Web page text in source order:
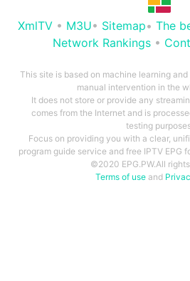
XmlTV • M3U• Sitemap• The
Network Rankings•
This site is based on machine learning
manual intervention in the
It does not store or provide any
comes from the Internet and is
testing
Focus on providing you with a clear,
program guide service and free IPTV EPG
©2020 EPG.PW.All
Terms of useand